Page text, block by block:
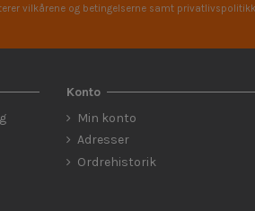
vilkårene og betingelserne samt
Konto
Min konto
Adresser
Ordrehistorik